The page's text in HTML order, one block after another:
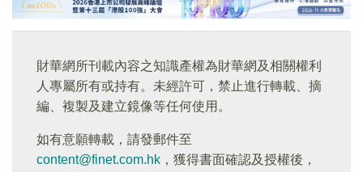
財華網所刊載內容之知識產權為財華網及相關權利
人專屬所有或持有。未經許可，禁止進行轉載、摘
編、複製及建立鏡像等任何使用。
如有意願轉載，請發郵件至
content@finet.com.hk ，獲得書面確認及授權後，